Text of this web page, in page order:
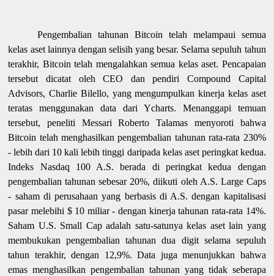
Pengembalian tahunan Bitcoin telah melampaui semua
kelas aset lainnya dengan selisih yang besar. Selama sepuluh tahun
terakhir, Bitcoin telah mengalahkan semua kelas aset. Pencapaian
tersebut dicatat oleh CEO dan pendiri Compound Capital
Advisors, Charlie Bilello, yang mengumpulkan kinerja kelas aset
teratas menggunakan data dari Ycharts. Menanggapi temuan
tersebut, peneliti Messari Roberto Talamas menyoroti bahwa
Bitcoin telah menghasilkan pengembalian tahunan rata-rata 230%
- lebih dari 10 kali lebih tinggi daripada kelas aset peringkat kedua.
Indeks Nasdaq 100 A.S. berada di peringkat kedua dengan
pengembalian tahunan sebesar 20%, diikuti oleh A.S. Large Caps
- saham di perusahaan yang berbasis di A.S. dengan kapitalisasi
pasar melebihi $ 10 miliar - dengan kinerja tahunan rata-rata 14%.
Saham U.S. Small Cap adalah satu-satunya kelas aset lain yang
membukukan pengembalian tahunan dua digit selama sepuluh
tahun terakhir, dengan 12,9%. Data juga menunjukkan bahwa
emas menghasilkan pengembalian tahunan yang tidak seberapa